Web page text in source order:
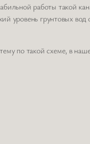
работы такой
уровень грунтовых
по такой схеме, в